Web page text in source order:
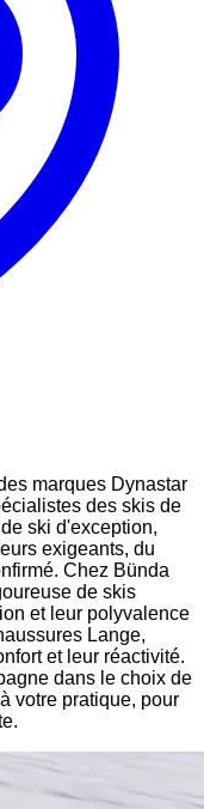
marques Dynastar
des skis de
ski d'exception,
exigeants, du
Chez Bünda
de skis
et leur polyvalence
Lange,
et leur réactivité.
dans le choix de
votre pratique, pour